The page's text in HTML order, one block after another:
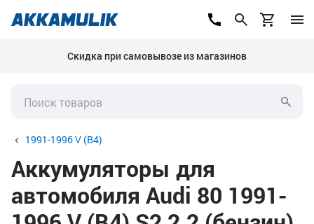
Скидка при самовывозе из магазинов
1991-1996 V (B4)
Аккумуляторы для
автомобиля Audi 80 1991-